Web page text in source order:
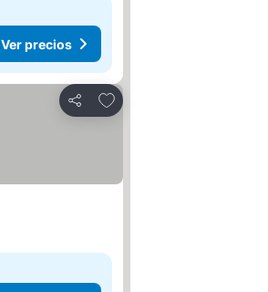
Ver precios
Compartir
Agregar a favoritos